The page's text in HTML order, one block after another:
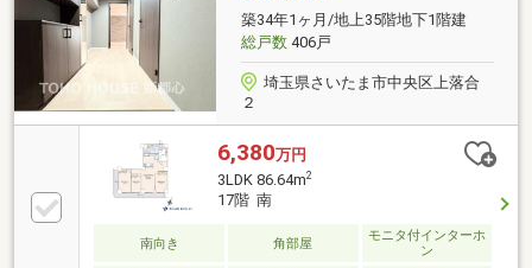
半蔵門線「三越前」駅 徒歩7分・JR山手線「東京」
駅 徒歩12分
築34年1ヶ月/地上35階地下1階建
総戸数406戸
埼玉県さいたま市中央区上落合
２
6,380万円
3LDK 86.64m2
17階 南
南向き 角部屋
モニタ付インターホ
ン